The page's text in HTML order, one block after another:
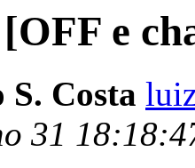
e
Costa
31